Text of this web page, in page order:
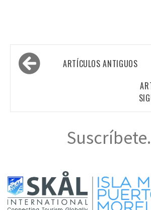
Navegación
de
ARTÍCULOS ANTIGUOS